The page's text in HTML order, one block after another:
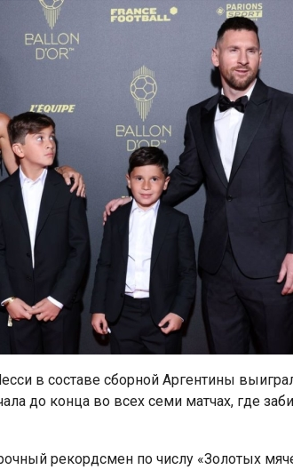
в составе сборной Аргентины
до конца во всех семи матчах, где
рекордсмен по числу «Золотых